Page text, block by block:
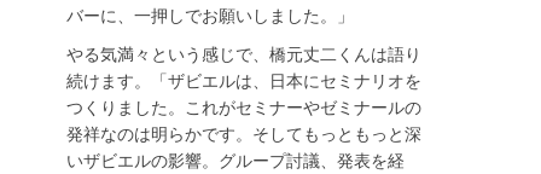
バーに、一押しでお願いしました。」
やる気満々という感じで、橋元丈二くんは語り
続けます。「ザビエルは、日本にセミナリオを
つくりました。これがセミナーやゼミナールの
発祥なのは明らかです。そしてもっともっと深
いザビエルの影響。グループ討議、発表を経